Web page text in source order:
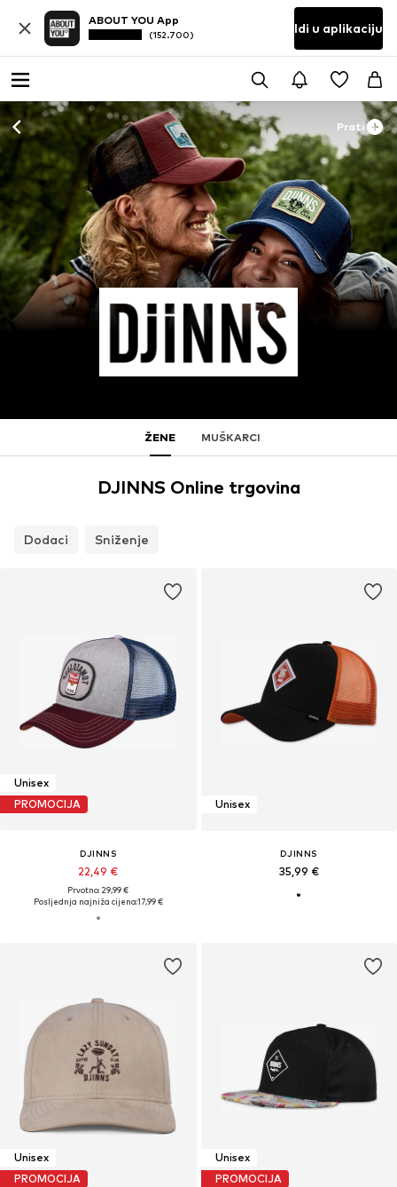
ABOUT YOU App
(152.700) Idi u aplikaciju
Prati
ŽENE MUŠKARCI
DJINNS Online trgovina
Dodaci Sniženje
Unisex
PROMOCIJA
DJINNS
22,49 €
Prvotno: 29,99 €
Posljednja najniža cijena:17,99 €
Unisex
DJINNS
35,99 €
Unisex
PROMOCIJA
Unisex
PROMOCIJA